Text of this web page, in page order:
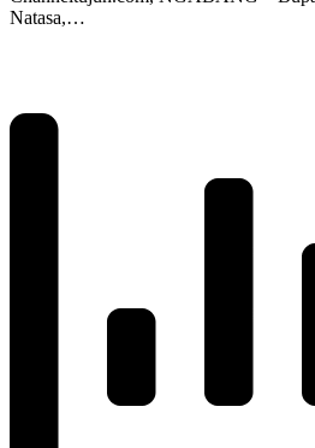
Natasa,…